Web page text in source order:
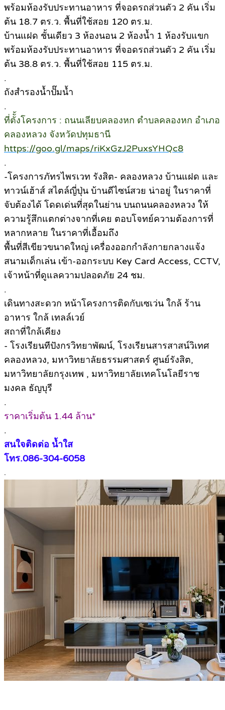
พร้อมห้องรับประทานอาหาร ที่จอดรถส่วนตัว 2 คัน เริ่ม
ต้น 18.7 ตร.ว. พื้นที่ใช้สอย 120 ตร.ม.
บ้านแฝด ชั้นเดียว 3 ห้องนอน 2 ห้องน้ำ 1 ห้องรับแขก
พร้อมห้องรับประทานอาหาร ที่จอดรถส่วนตัว 2 คัน เริ่ม
ต้น 38.8 ตร.ว. พื้นที่ใช้สอย 115 ตร.ม.
.
ถังสำรองน้ำปั๊มน้ำ
.
ที่ตัั้งโครงการ : ถนนเลียบคลองหก ตำบลคลองหก อำเภอ
คลองหลวง จังหวัดปทุมธานี
https://goo.gl/maps/riKxGzJ2PuxsYHQc8
.
-โครงการภัทรไพรเวท รังสิต- คลองหลวง บ้านแฝด และ
ทาวน์เฮ้าส์ สไตล์ญี่ปุ่น บ้านดีไซน์สวย น่าอยู่ ในราคาที่
จับต้องได้ โดดเด่นที่สุดในย่าน บนถนนคลองหลวง ให้
ความรู้สึกแตกต่างจากที่เคย ตอบโจทย์ความต้องการที่
หลากหลาย ในราคาที่เอื้อมถึง
พื้นที่สีเขียวขนาดใหญ่ เครื่องออกกำลังกายกลางแจ้ง
สนามเด็กเล่น เข้า-ออกระบบ Key Card Access, CCTV,
เจ้าหน้าที่ดูแลความปลอดภัย 24 ชม.
.
เดินทางสะดวก หน้าโครงการติดกับเซเว่น ใกล้ ร้าน
อาหาร ใกล้ เทลล์เวย์
สถาที่ใกล้เคียง
-️ โรงเรียนทีปังกรวิทยาพัฒน์, โรงเรียนสารสาสน์วิเทศ
คลองหลวง, มหาวิทยาลัยธรรมศาสตร์ ศูนย์รังสิต,
มหาวิทยาลัยกรุงเทพ , มหาวิทยาลัยเทคโนโลยีราช
มงคล ธัญบุรี
.
️ราคาเริ่มต้น 1.44 ล้าน*
.
สนใจติดต่อ น้ำใส
โทร.086-304-6058
.